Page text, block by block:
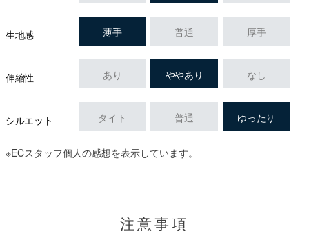
生地感 薄手 普通 厚手
伸縮性 あり ややあり なし
シルエット タイト 普通 ゆったり
※ECスタッフ個人の感想を表示しています。
注意事項